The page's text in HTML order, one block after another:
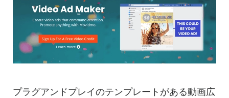
プラグアンドプレイのテンプレートがある動画広